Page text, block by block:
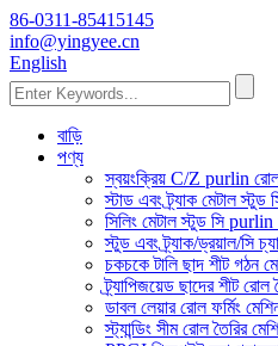
86-0311-85415145
info@yingyee.cn
English
বাড়ি
পণ্য
স্বয়ংক্রিয় C/Z purlin রোল
স্টাড এবং ট্র্যাক মেটাল স্টুড
সিলিং মেটাল স্টুড সি
স্টুড এবং ট্র্যাক/ড্রয়াল/সি
চকচকে টালি ছাদ শীট গঠন
ট্র্যাপিজয়েড ছাদের শীট রোল
ডাবল লেয়ার রোল ফর্মিং
স্ট্যান্ডিং সীম রোল তৈরির